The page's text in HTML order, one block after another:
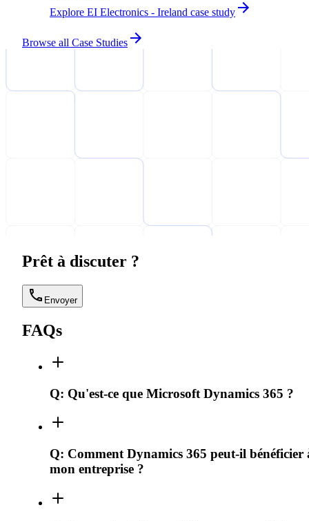
Explore EI Electronics - Ireland case study
Browse all Case Studies
Prêt à discuter ?
Envoyer
FAQs
Q: Qu'est-ce que Microsoft Dynamics 365 ?
Q: Comment Dynamics 365 peut-il bénéficier
mon entreprise ?